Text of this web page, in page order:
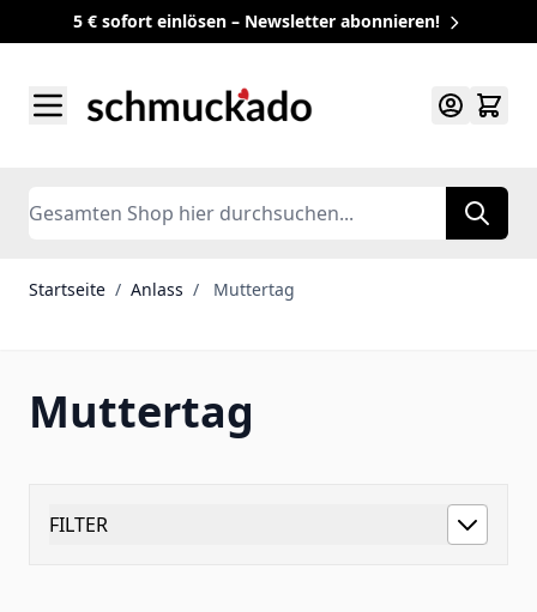
5 € sofort einlösen – Newsletter abonnieren!
Search
Startseite / Anlass / Muttertag
Muttertag
FILTER